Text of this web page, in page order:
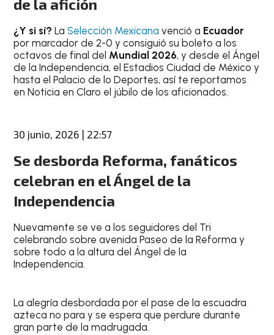
de la afición
¿Y si sí? LaSelección Mexicana venció a Ecuador
por marcador de 2-0 y consiguió su boleto a los
octavos de final del Mundial 2026, y desde el Ángel
de la Independencia, el Estadios Ciudad de México y
hasta el Palacio de lo Deportes, así te reportamos
en Noticia en Claro el júbilo de los aficionados.
30 junio, 2026 | 22:57
Se desborda Reforma, fanáticos
celebran en el Ángel de la
Independencia
Nuevamente se ve a los seguidores del Tri
celebrando sobre avenida Paseo de la Reforma y
sobre todo a la altura del Ángel de la
Independencia.
La alegría desbordada por el pase de la escuadra
azteca no para y se espera que perdure durante
gran parte de la madrugada.